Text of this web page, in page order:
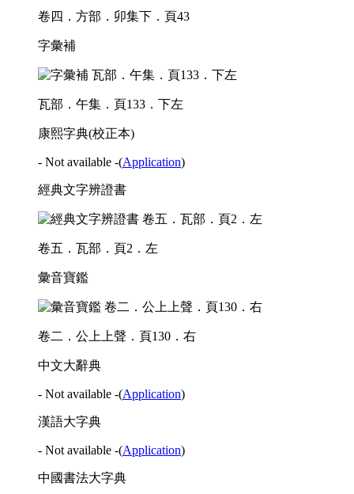
卷四．方部．卯集下．頁43
字彙補
瓦部．午集．頁133．下左
康熙字典(校正本)
- Not available -(Application)
經典文字辨證書
卷五．瓦部．頁2．左
彙音寶鑑
卷二．公上上聲．頁130．右
中文大辭典
- Not available -(Application)
漢語大字典
- Not available -(Application)
中國書法大字典